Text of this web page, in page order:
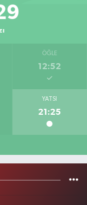
ÖĞLE
12:52
YATSI
21:25